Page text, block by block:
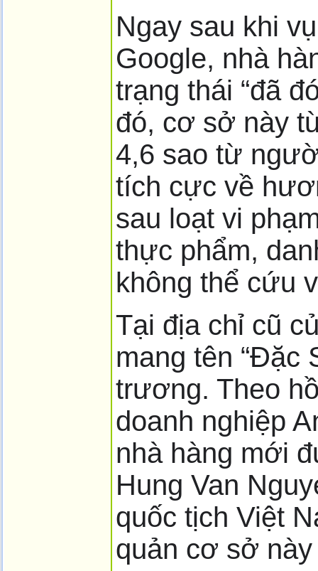
Ngay sau khi
Google, nhà
trạng thái “đã
đó, cơ sở này
4,6 sao từ
tích cực về
sau loạt vi
thực phẩm,
không thể cứu
Tại địa chỉ cũ
mang tên “Đặc
trương. Theo
doanh nghiệp
nhà hàng mới
Hung Van
quốc tịch Việt
quản cơ sở